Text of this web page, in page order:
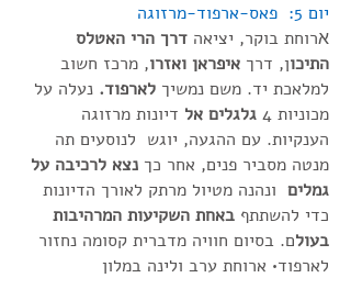
יום 5: פאס-ארפוד-מרזוגה
ארוחת בוקר, יציאה דרך הרי האטלס
התיכון, דרך איפראן ואזרו, מרכז חשוב
למלאכת יד. משם נמשיך לארפוד. נעלה על
מכוניות 4
גלגלים אל דיונות מרזוגה
הענקיות. עם ההגעה, יוגש לנוסעים תה
מנטה מסביר פנים, אחר כך נצא לרכיבה על
גמלים ונהנה מטיול מרתק לאורך הדיונות
כדי להשתתף באחת השקיעות המרהיבות
בעולם. בסיום חוויה מדברית קסומה נחזור
לארפוד• ארוחת ערב ולינה במלון